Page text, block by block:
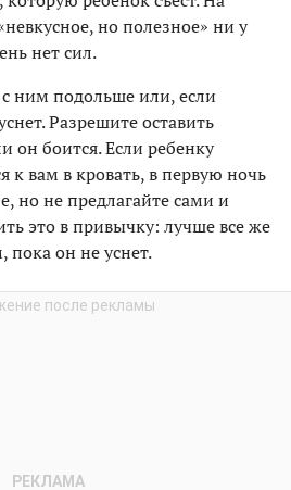
но полезное» ни у
нет сил.
ним подольше или, если
Разрешите оставить
он боится. Если ребенку
к вам в кровать, в первую ночь
но не предлагайте сами и
это в привычку: лучше все же
пока он не уснет.